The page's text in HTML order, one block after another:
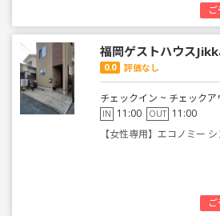
福岡ゲストハウス
0.0 評価なし
チェックイン ~ チェックア
IN 11:00 OUT 11:00
【女性専用】エコノミー